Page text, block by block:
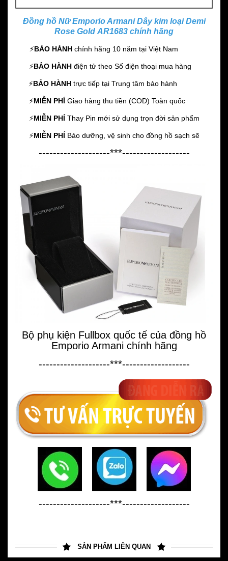
Đồng hồ Nữ Emporio Armani Dây kim loại Demi
Rose Gold AR1683 chính hãng
⚡️BẢO HÀNH chính hãng 10 năm tại Việt Nam
⚡️BẢO HÀNH điện tử theo Số điện thoại mua hàng
⚡️BẢO HÀNH trực tiếp tại Trung tâm bảo hành
⚡️MIỄN PHÍ Giao hàng thu tiền (COD) Toàn quốc
⚡️MIỄN PHÍ Thay Pin mới sử dụng trọn đời sản phẩm
⚡️MIỄN PHÍ Bảo dưỡng, vệ sinh cho đồng hồ sạch sẽ
--------------------***-------------------
Bộ phụ kiện Fullbox quốc tế của đồng hồ
Emporio Armani chính hãng
--------------------***-------------------
--------------------***-------------------
SẢN PHẨM LIÊN QUAN